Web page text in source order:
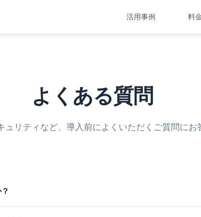
活用事例 料
よくある質問
ュリティなど、導入前によくいただくご質問にお